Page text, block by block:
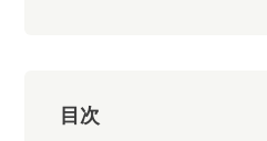
目次